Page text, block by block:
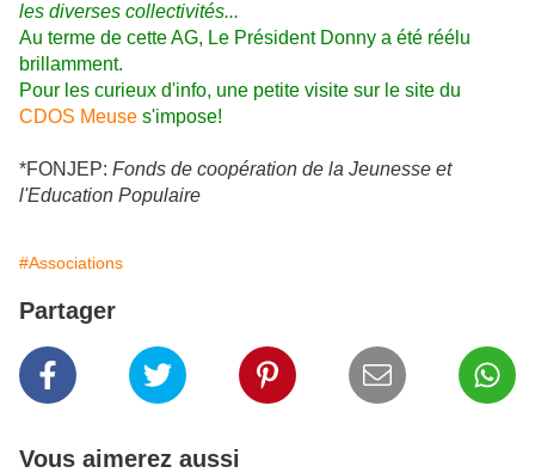
les diverses collectivités...
Au terme de cette AG, Le Président Donny a été réélu
brillamment.
Pour les curieux d'info, une petite visite sur le site du
CDOS Meuse s'impose!
*FONJEP: Fonds de coopération de la Jeunesse et
l'Education Populaire
#Associations
Partager
Vous aimerez aussi